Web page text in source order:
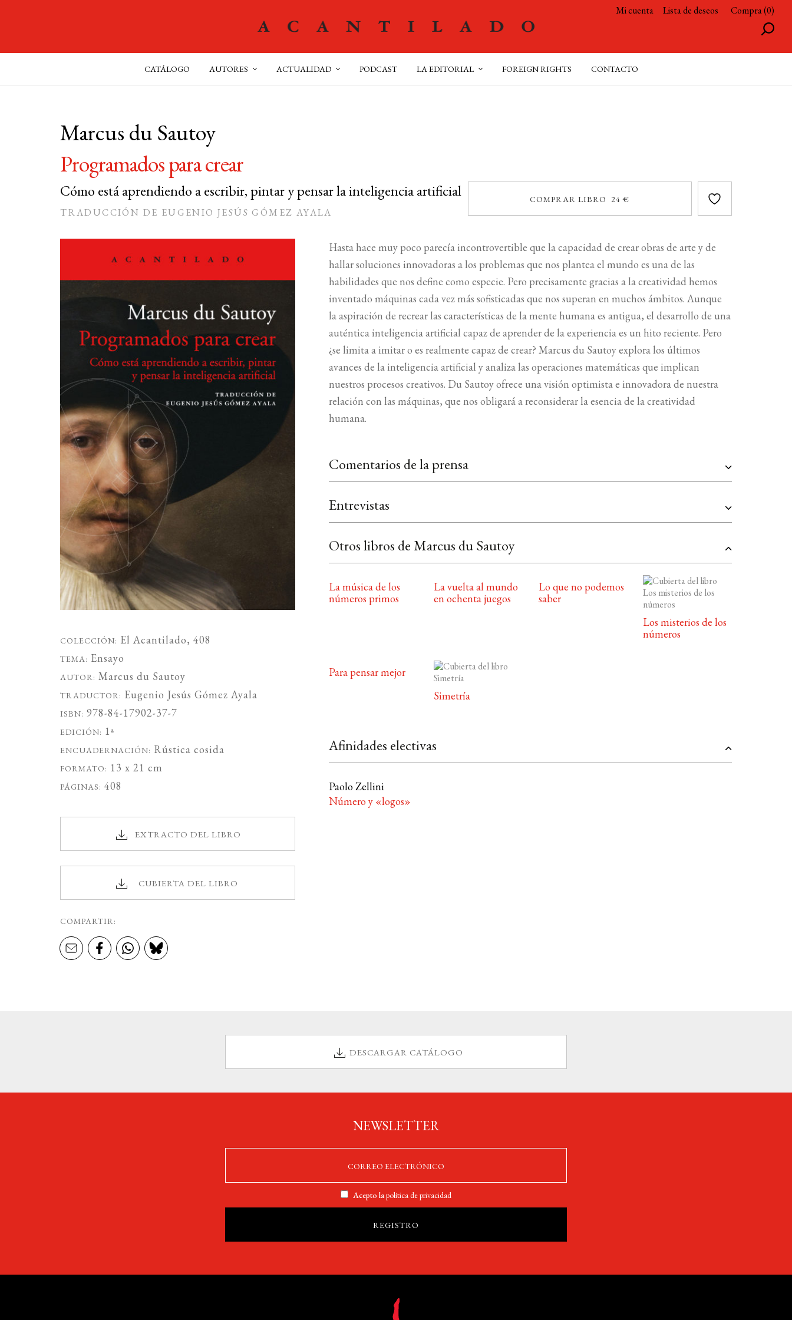
Mi cuenta Lista de deseos Compra (0)
CATÁLOGO AUTORES ACTUALIDAD PODCAST LA EDITORIAL FOREIGN RIGHTS CONTACTO
Marcus du Sautoy
Programados para crear
Cómo está aprendiendo a escribir, pintar y pensar la inteligencia artificial
TRADUCCIÓN DE EUGENIO JESÚS GÓMEZ AYALA
COMPRAR LIBRO 24 €
COLECCIÓN: El Acantilado, 408
TEMA: Ensayo
AUTOR: Marcus du Sautoy
TRADUCTOR: Eugenio Jesús Gómez Ayala
ISBN: 978-84-17902-37-7
EDICIÓN: 1ª
ENCUADERNACIÓN: Rústica cosida
FORMATO: 13 x 21 cm
PÁGINAS: 408
EXTRACTO DEL LIBRO
CUBIERTA DEL LIBRO
COMPARTIR:
Hasta hace muy poco parecía incontrovertible que la capacidad de crear obras de arte y de
hallar soluciones innovadoras a los problemas que nos plantea el mundo es una de las
habilidades que nos define como especie. Pero precisamente gracias a la creatividad hemos
inventado máquinas cada vez más sofisticadas que nos superan en muchos ámbitos. Aunque
la aspiración de recrear las características de la mente humana es antigua, el desarrollo de una
auténtica inteligencia artificial capaz de aprender de la experiencia es un hito reciente. Pero
¿se limita a imitar o es realmente capaz de crear? Marcus du Sautoy explora los últimos
avances de la inteligencia artificial y analiza las operaciones matemáticas que implican
nuestros procesos creativos. Du Sautoy ofrece una visión optimista e innovadora de nuestra
relación con las máquinas, que nos obligará a reconsiderar la esencia de la creatividad
humana.
Comentarios de la prensa
Entrevistas
Otros libros de Marcus du Sautoy
La música de los
números primos
La vuelta al mundo
en ochenta juegos
Lo que no podemos
saber
Los misterios de los
números
Para pensar mejor
Simetría
Afinidades electivas
Paolo Zellini
Número y «logos»
DESCARGAR CATÁLOGO
NEWSLETTER
Acepto lapolítica de privacidad